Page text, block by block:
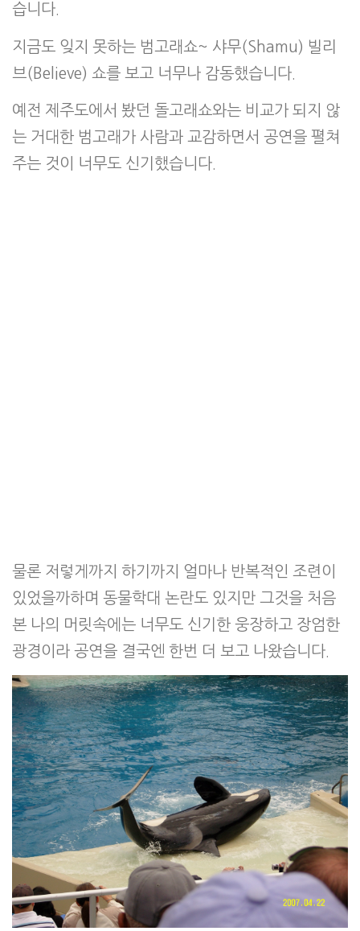
습니다.
지금도 잊지 못하는 범고래쇼~ 샤무(Shamu) 빌리
브(Believe) 쇼를 보고 너무나 감동했습니다.
예전 제주도에서 봤던 돌고래쇼와는 비교가 되지 않
는 거대한 범고래가 사람과 교감하면서 공연을 펼쳐
주는 것이 너무도 신기했습니다.
물론 저렇게까지 하기까지 얼마나 반복적인 조련이
있었을까하며 동물학대 논란도 있지만 그것을 처음
본 나의 머릿속에는 너무도 신기한 웅장하고 장엄한
광경이라 공연을 결국엔 한번 더 보고 나왔습니다.